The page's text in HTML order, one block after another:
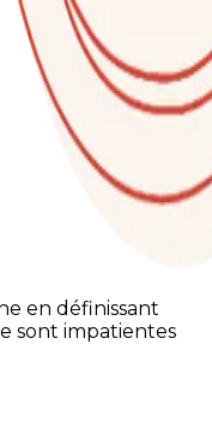
en définissant
sont impatientes